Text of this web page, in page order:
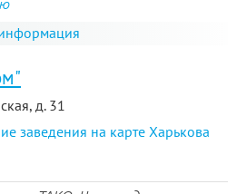
д. 31
заведения на карте Харькова